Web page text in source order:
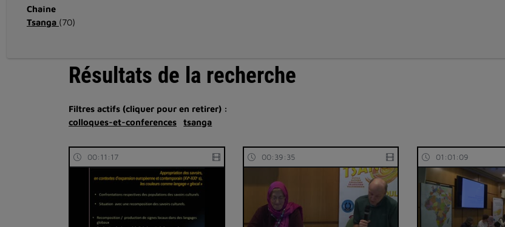
Chaîne
Tsanga (70)
Résultats de la recherche
Filtres actifs (cliquer pour en retirer) :
colloques-et-conferences
tsanga
00:11:17 00:39:35 01:01:09